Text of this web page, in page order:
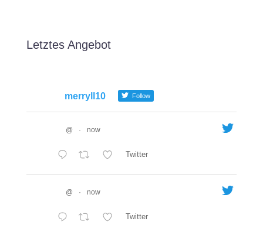
Letztes Angebot
merryll10 Follow
@ · now
Twitter
@ · now
Twitter